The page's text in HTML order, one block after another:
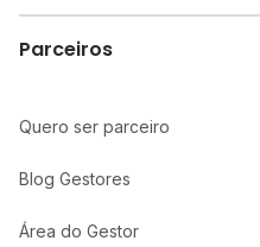
Parceiros
Quero ser parceiro
Blog Gestores
Área do Gestor